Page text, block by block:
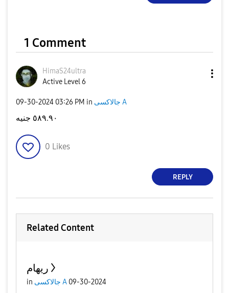
1 Comment
HimaS24ultra
Active Level 6
‎09-30-2024 03:26 PM in جالاكسى A
٥٨٩.٩٠ جنيه
0 Likes
REPLY
Related Content
ريهام
in جالاكسى A 09-30-2024